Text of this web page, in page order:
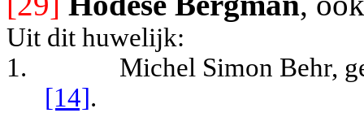
Uit dit huwelijk:
1.
Michel Simon Behr,
[14].